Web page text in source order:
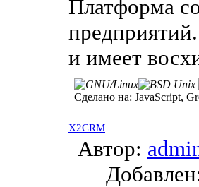
Платформа
и имеет
Сделано на: JavaScript,
X2CRM
Автор: